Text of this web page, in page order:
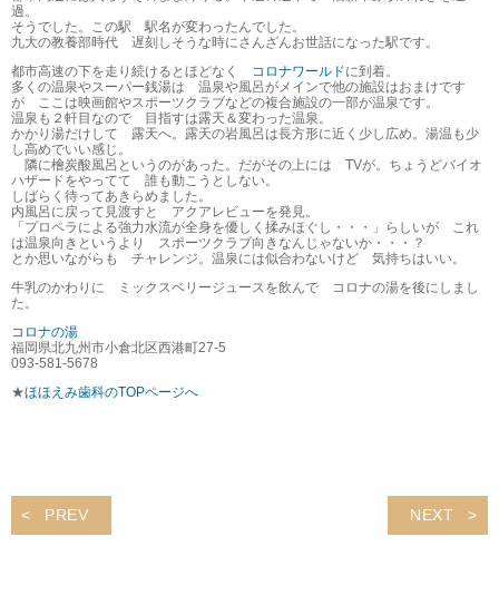
過。
そうでした。この駅 駅名が変わったんでした。
九大の教養部時代 遅刻しそうな時にさんざんお世話になった駅です。
都市高速の下を走り続けるとほどなく コロナワールドに到着。
多くの温泉やスーパー銭湯は 温泉や風呂がメインで他の施設はおまけです
が ここは映画館やスポーツクラブなどの複合施設の一部が温泉です。
温泉も２軒目なので 目指すは露天＆変わった温泉。
かかり湯だけして 露天へ。露天の岩風呂は長方形に近く少し広め。湯温も少
し高めでいい感じ。
隣に檜炭酸風呂というのがあった。だがその上には TVが。ちょうどバイオ
ハザードをやってて 誰も動こうとしない。
しばらく待ってあきらめました。
内風呂に戻って見渡すと アクアレビューを発見。
「プロペラによる強力水流が全身を優しく揉みほぐし・・・」らしいが これ
は温泉向きというより スポーツクラブ向きなんじゃないか・・・？
とか思いながらも チャレンジ。温泉には似合わないけど 気持ちはいい。
牛乳のかわりに ミックスベリージュースを飲んで コロナの湯を後にしまし
た。
コロナの湯
福岡県北九州市小倉北区西港町27-5
093-581-5678
★ほほえみ歯科のTOPページへ
PREV NEXT